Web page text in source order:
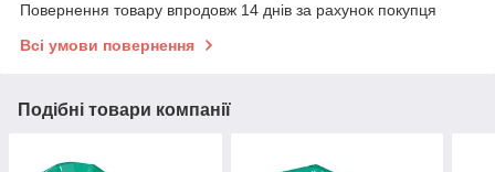
Повернення товару впродовж 14 днів за рахунок покупця
Всі умови повернення
Подібні товари компанії